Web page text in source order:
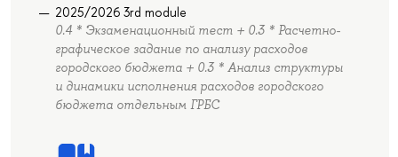
2025/2026 3rd module
0.4 * Экзаменационный тест + 0.3 * Расчетно-
графическое задание по анализу расходов
городского бюджета + 0.3 * Анализ структуры
и динамики исполнения расходов городского
бюджета отдельным ГРБС